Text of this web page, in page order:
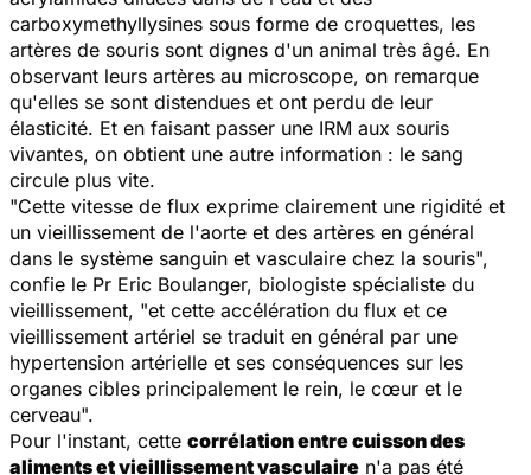
carboxymethyllysines sous forme de croquettes, les
artères de souris sont dignes d'un animal très âgé. En
observant leurs artères au microscope, on remarque
qu'elles se sont distendues et ont perdu de leur
élasticité. Et en faisant passer une IRM aux souris
vivantes, on obtient une autre information : le sang
circule plus vite.
"Cette vitesse de flux exprime clairement une rigidité et
un vieillissement de l'aorte et des artères en général
dans le système sanguin et vasculaire chez la souris",
confie le Pr Eric Boulanger, biologiste spécialiste du
vieillissement, "et cette accélération du flux et ce
vieillissement artériel se traduit en général par une
hypertension artérielle et ses conséquences sur les
organes cibles principalement le rein, le cœur et le
cerveau".
Pour l'instant, cette corrélation entre cuisson des
aliments et vieillissement vasculaire n'a pas été